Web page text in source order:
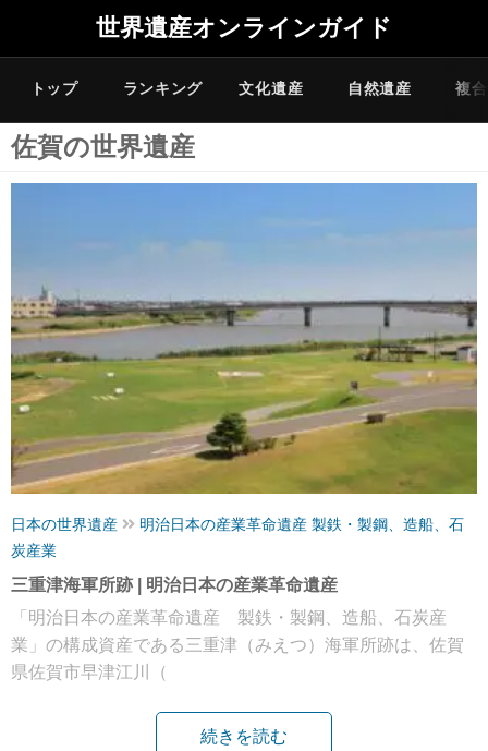
世界遺産オンラインガイド
トップ ランキング 文化遺産 自然遺産 複
佐賀の世界遺産
日本の世界遺産
明治日本の産業革命遺産 製鉄・製鋼、造船、石
炭産業
三重津海軍所跡 | 明治日本の産業革命遺産
「明治日本の産業革命遺産 製鉄・製鋼、造船、石炭産
業」の構成資産である三重津（みえつ）海軍所跡は、佐賀
県佐賀市早津江川（
続きを読む